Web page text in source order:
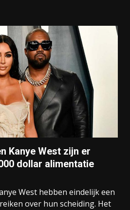
Kanye West zijn er
dollar alimentatie
West hebben eindelijk een
over hun scheiding. Het